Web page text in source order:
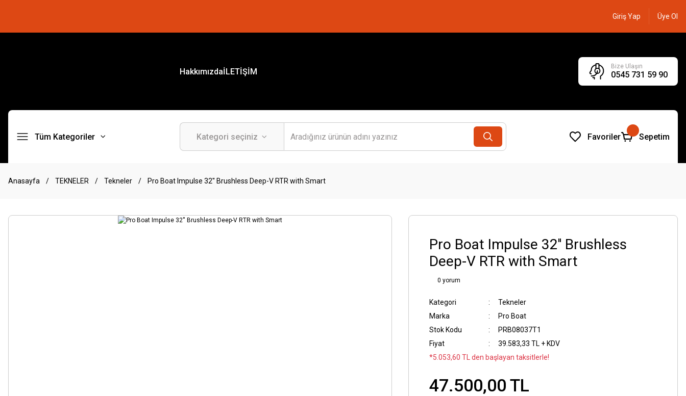
Giriş Yap Üye Ol
HakkımızdaİLETİŞİM
Bize Ulaşın
0545 731 59 90
Tüm Kategoriler Favoriler Sepetim
Anasayfa TEKNELER Tekneler Pro Boat Impulse 32'' Brushless Deep-V RTR with Smart
Pro Boat Impulse 32'' Brushless
Deep-V RTR with Smart
0 yorum
Kategori
Tekneler
Marka
Pro Boat
Stok Kodu
PRB08037T1
Fiyat
39.583,33 TL + KDV
*5.053,60 TL den başlayan taksitlerle!
47.500,00 TL